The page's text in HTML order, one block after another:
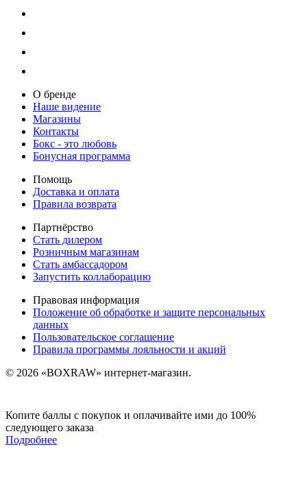
О бренде
Наше видение
Магазины
Контакты
Бокс - это любовь
Бонусная программа
Помощь
Доставка и оплата
Правила возврата
Партнёрство
Стать дилером
Розничным магазинам
Стать амбассадором
Запустить коллаборацию
Правовая информация
Положение об обработке и защите персональных
данных
Пользовательское соглашение
Правила программы лояльности и акций
© 2026 «BOXRAW» интернет-магазин.
Копите баллы с покупок и оплачивайте ими до 100%
следующего заказа
Подробнее